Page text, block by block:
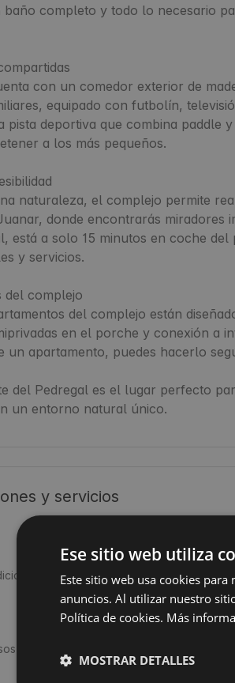
completo y todo lo necesario
con un comedor exterior de
equipado con futbolín,
pista deportiva que combina paddle
a los más pequeños.
naturaleza, el complejo permite
donde encontrarás miradores
está a solo 15 minutos en coche
y servicios.
del complejo
del complejo están
en el porche y conexión a
un apartamento, puedes hacerlo
del Pedregal es el lugar perfecto
un entorno natural único.
y servicios
y cubiertos
Ese sitio web utiliza
Este sitio web usa cookies
anuncios. Al utilizar nuestro
Política de cookies. Más
MOSTRAR DETALLES